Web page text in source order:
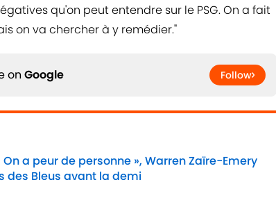
qu'on peut entendre sur le PSG. On a fait
on va chercher à y remédier."
on Google Follow
On a peur de personne », Warren Zaïre-Emery
des Bleus avant la demi